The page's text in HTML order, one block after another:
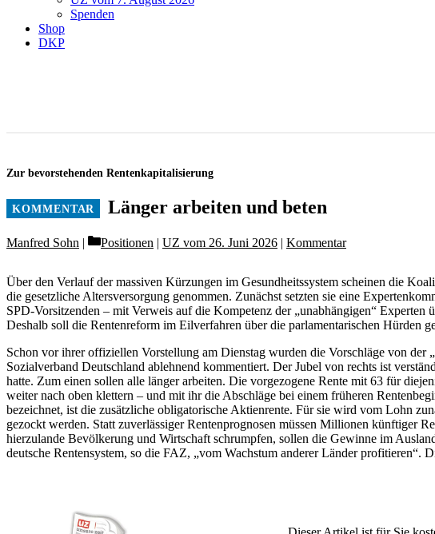
Spenden
Shop
DKP
Zur bevorstehenden Rentenkapitalisierung
Länger arbeiten und beten
Manfred Sohn Categories
Positionen | UZ vom 26. Juni 2026 | Kommentar
Über den Verlauf der massiven Kürzungen im Gesundheitssystem scheinen die
die gesetzliche Altersversorgung genommen. Zunächst setzten sie eine
SPD-Vorsitzenden – mit Verweis auf die Kompetenz der „unabhängigen“
Deshalb soll die Rentenreform im Eilverfahren über die parlamentarischen Hürden
Schon vor ihrer offiziellen Vorstellung am Dienstag wurden die Vorschläge von der
Sozialverband Deutschland ablehnend kommentiert. Der Jubel von rechts ist
hatte. Zum einen sollen alle länger arbeiten. Die vorgezogene Rente mit 63 für
weiter nach oben klettern – und mit ihr die Abschläge bei einem früheren
bezeichnet, ist die zusätzliche obligatorische Aktienrente. Für sie wird vom Lohn
gezockt werden. Statt zuverlässiger Rentenprognosen müssen Millionen künftiger
hierzulande Bevölkerung und Wirtschaft schrumpfen, sollen die Gewinne im
deutsche Rentensystem, so die FAZ, „vom Wachstum anderer Länder profitieren“.